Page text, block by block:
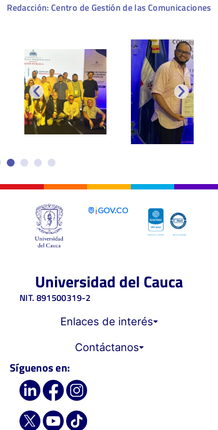
Redacción: Centro de Gestión de las Comunicaciones
Universidad del Cauca
NIT. 891500319-2
Enlaces de interés
Contáctanos
Síguenos en: